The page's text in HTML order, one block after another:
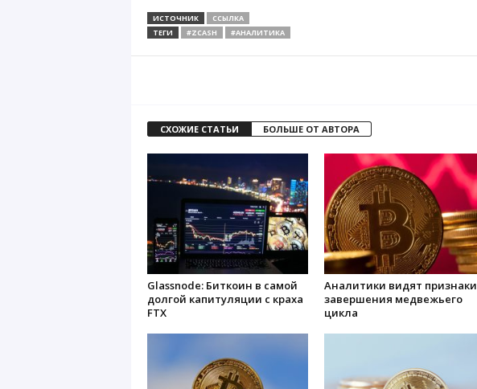
ИСТОЧНИК
ССЫЛКА
ТЕГИ
#ZCASH #АНАЛИТИКА
СХОЖИЕ СТАТЬИ БОЛЬШЕ ОТ АВТОРА
Glassnode: Биткоин в самой
долгой капитуляции с краха
FTX
Аналитики видят признаки
завершения медвежьего
цикла